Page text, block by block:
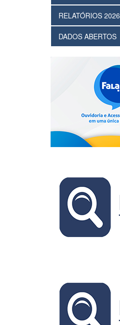
RELATÓRIOS 2026
DADOS ABERTOS